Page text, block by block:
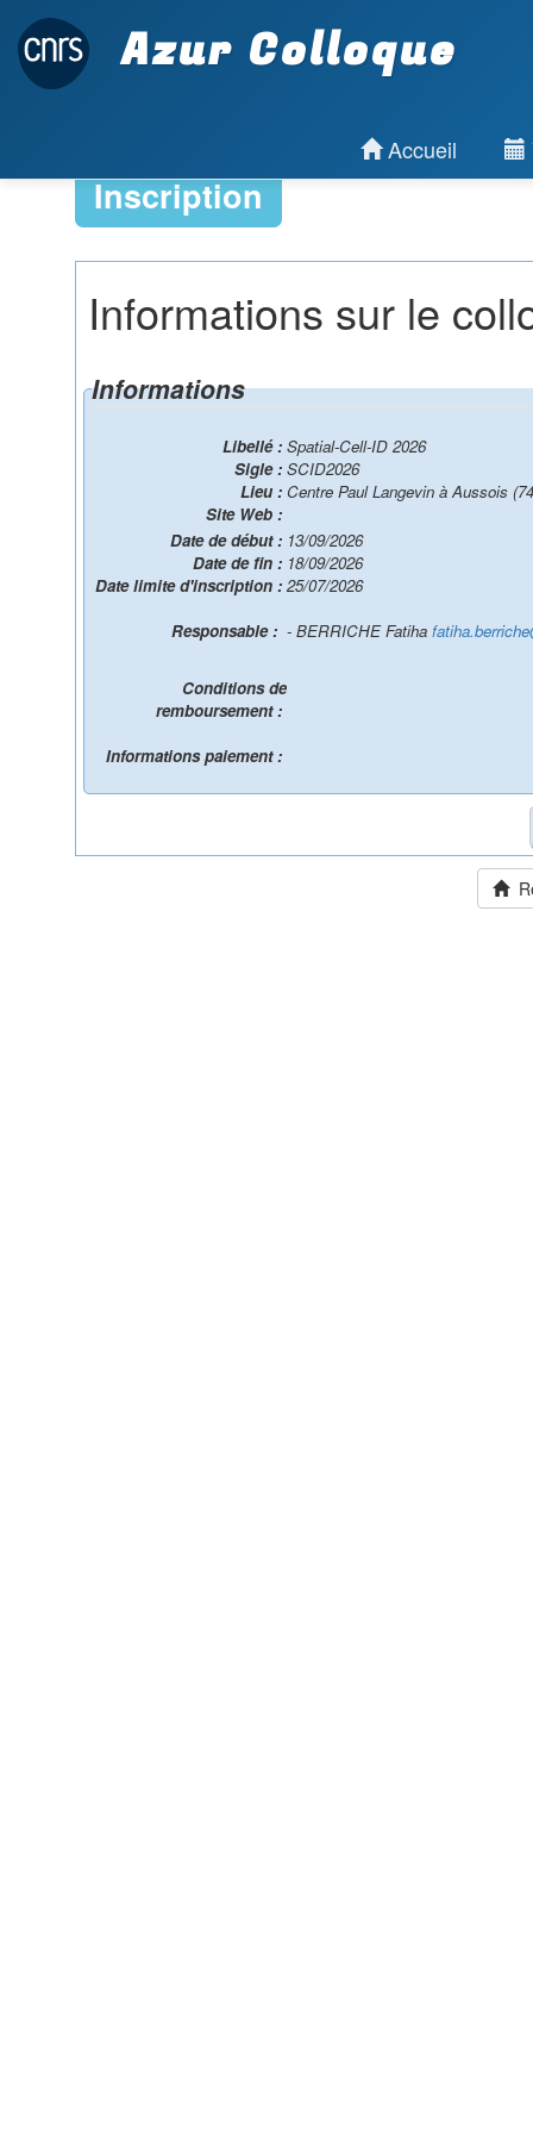
Azur Colloque
Accueil
Inscription
Informations sur le
Informations
Libellé : Spatial-Cell-ID 2026
Sigle : SCID2026
Lieu : Centre Paul Langevin à Aussois
Site Web :
Date de début : 13/09/2026
Date de fin : 18/09/2026
Date limite d'inscription : 25/07/2026
- BERRICHE Fatiha
Conditions de
remboursement :
Informations paiement :